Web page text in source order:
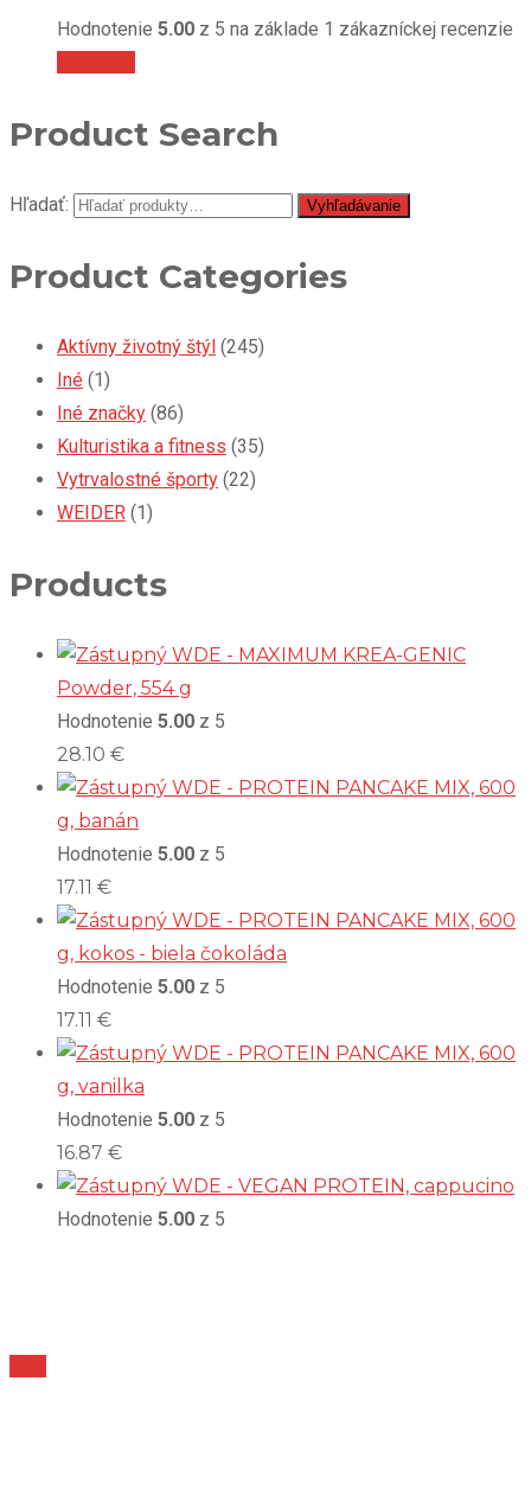
Hodnotenie 5.00 z 5 na základe 1 zákazníckej recenzie
Product Search
Hľadať: Vyhľadávanie
Product Categories
Aktívny životný štýl (245)
Iné (1)
Iné značky (86)
Kulturistika a fitness (35)
Vytrvalostné športy (22)
WEIDER (1)
Products
WDE - MAXIMUM KREA-GENIC
Powder, 554 g
Hodnotenie 5.00 z 5
28.10 €
WDE - PROTEIN PANCAKE MIX, 600
g, banán
Hodnotenie 5.00 z 5
17.11 €
WDE - PROTEIN PANCAKE MIX, 600
g, kokos - biela čokoláda
Hodnotenie 5.00 z 5
17.11 €
WDE - PROTEIN PANCAKE MIX, 600
g, vanilka
Hodnotenie 5.00 z 5
16.87 €
WDE - VEGAN PROTEIN, cappucino
Hodnotenie 5.00 z 5